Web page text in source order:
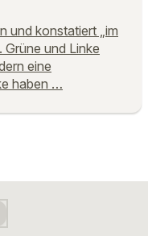
und konstatiert „im
Grüne und Linke
eine
haben …